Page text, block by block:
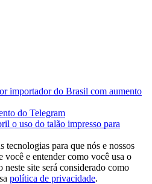
importador do Brasil com aumento
do Telegram
o uso do talão impresso para
tecnologias para que nós e nossos
você e entender como você usa o
site será considerado como
política de privacidade.